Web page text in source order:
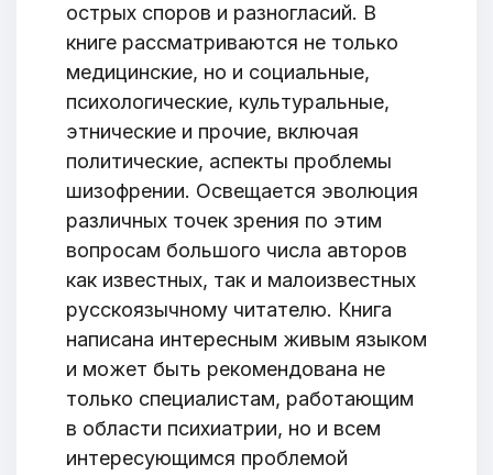
острых споров и разногласий. В
книге рассматриваются не только
медицинские, но и социальные,
психологические, культуральные,
этнические и прочие, включая
политические, аспекты проблемы
шизофрении. Освещается эволюция
различных точек зрения по этим
вопросам большого числа авторов
как известных, так и малоизвестных
русскоязычному читателю. Книга
написана интересным живым языком
и может быть рекомендована не
только специалистам, работающим
в области психиатрии, но и всем
интересующимся проблемой